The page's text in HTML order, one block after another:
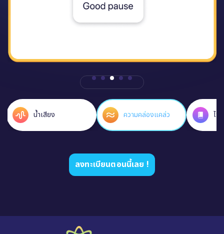
ความคล่องแคล่ว ไวยากรณ์ ค
ลงทะเบียนตอนนี้เลย !